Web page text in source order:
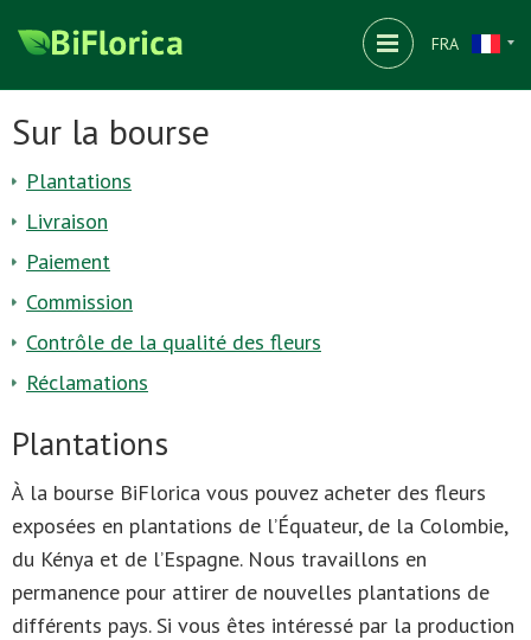
FRA
Sur la bourse
Plantations
Livraison
Paiement
Commission
Contrôle de la qualité des fleurs
Réclamations
Plantations
À la bourse BiFlorica vous pouvez acheter des fleurs
exposées en plantations de l’Équateur, de la Colombie,
du Kénya et de l’Espagne. Nous travaillons en
permanence pour attirer de nouvelles plantations de
différents pays. Si vous êtes intéressé par la production